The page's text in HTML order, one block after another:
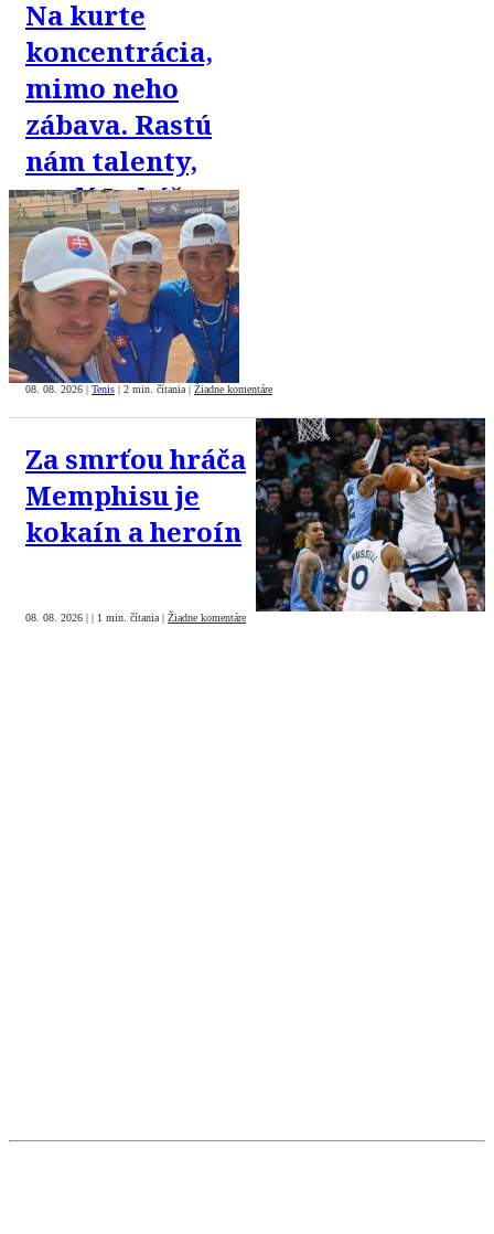
Na kurte
koncentrácia,
mimo neho
zábava. Rastú
nám talenty,
tvrdí Lukáš
Lacko
08. 08. 2026 | Tenis | 2 min. čítania | Žiadne komentáre
Za smrťou hráča
Memphisu je
kokaín a heroín
08. 08. 2026 | | 1 min. čítania | Žiadne komentáre